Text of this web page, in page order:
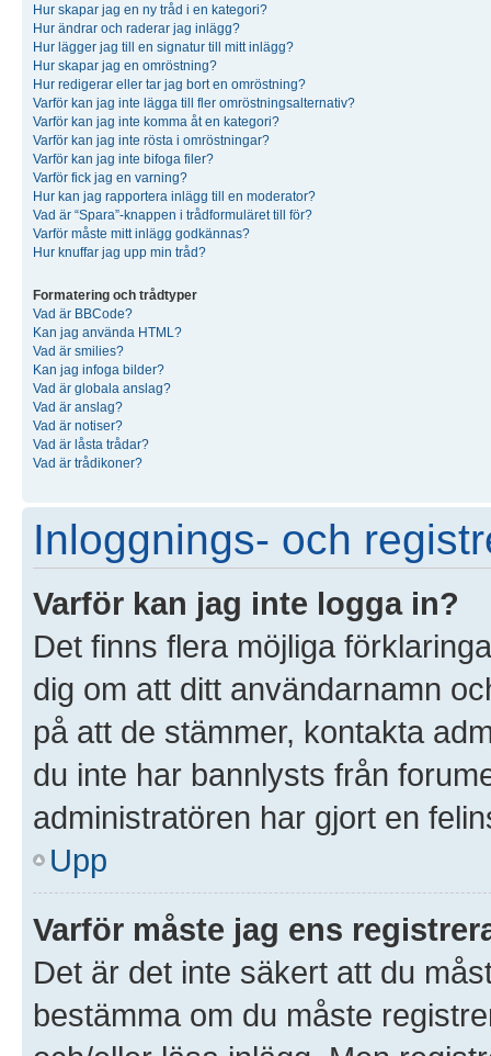
Hur skapar jag en ny tråd i en kategori?
Hur ändrar och raderar jag inlägg?
Hur lägger jag till en signatur till mitt inlägg?
Hur skapar jag en omröstning?
Hur redigerar eller tar jag bort en omröstning?
Varför kan jag inte lägga till fler omröstningsalternativ?
Varför kan jag inte komma åt en kategori?
Varför kan jag inte rösta i omröstningar?
Varför kan jag inte bifoga filer?
Varför fick jag en varning?
Hur kan jag rapportera inlägg till en moderator?
Vad är “Spara”-knappen i trådformuläret till för?
Varför måste mitt inlägg godkännas?
Hur knuffar jag upp min tråd?
Formatering och trådtyper
Vad är BBCode?
Kan jag använda HTML?
Vad är smilies?
Kan jag infoga bilder?
Vad är globala anslag?
Vad är anslag?
Vad är notiser?
Vad är låsta trådar?
Vad är trådikoner?
Inloggnings- och
Varför kan jag inte logga in?
Det finns flera möjliga
dig om att ditt användarnamn
på att de stämmer, kontakta
du inte har bannlysts från
administratören har gjort en
Upp
Varför måste jag ens
Det är det inte säkert att du
bestämma om du måste